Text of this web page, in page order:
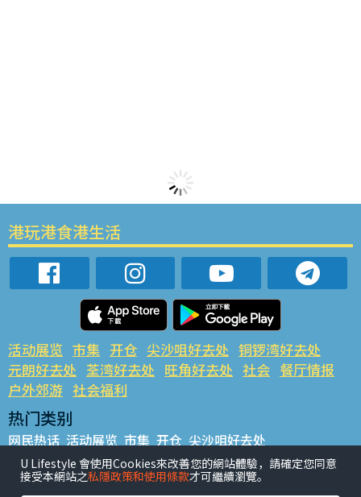
港玩港食港生活
活动展览 市集 开仓 尖沙咀好去处 铜锣湾好去处
元朗好去处 荃湾好去处 旺角好去处 社会 餐厅情报
户外郊游 社会福利
热门类别
网民热话 活动展览 市集 开仓 尖沙咀好去处
铜锣湾好去处 元朗好去处 荃湾好去处 旺角好去处 社会
餐厅情报 户外郊游
U Lifestyle 會使用Cookies來改善您的網站體驗，請確定您同意
接受本網站之私隱政策和使用條款才可繼續瀏覽。